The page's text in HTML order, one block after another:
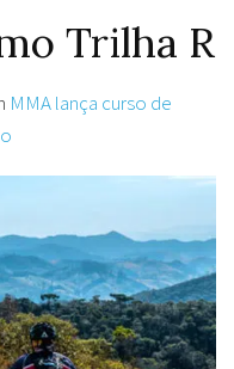
Trilha R
MMA lança curso de